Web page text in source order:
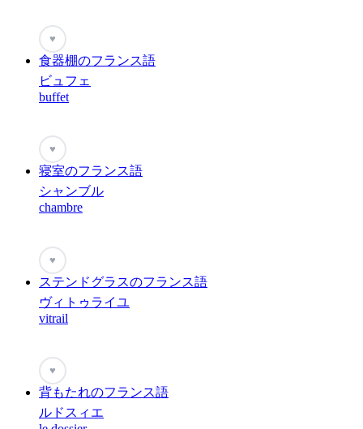
♥
食器棚のフランス語
ビュフェ
buffet
♥
寝室のフランス語
シャンブル
chambre
♥
ステンドグラスのフランス語
ヴィトゥライユ
vitrail
♥
背もたれのフランス語
ルドスィエ